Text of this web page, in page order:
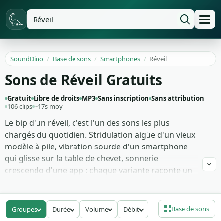
SoundDino / Base de sons / Smartphones / Réveil
Sons de Réveil Gratuits
Gratuit Libre de droits MP3 Sans inscription Sans attribution
106 clips ~17s moy
Le bip d'un réveil, c'est l'un des sons les plus
chargés du quotidien. Stridulation aigüe d'un vieux
modèle à pile, vibration sourde d'un smartphone
qui glisse sur la table de chevet, sonnerie
crescendo d'une app : chaque variante raconte un
déclencheur classique d'ouverture de séquence en
film ou en pub.
Groupes Durée Volume Débit Base de sons